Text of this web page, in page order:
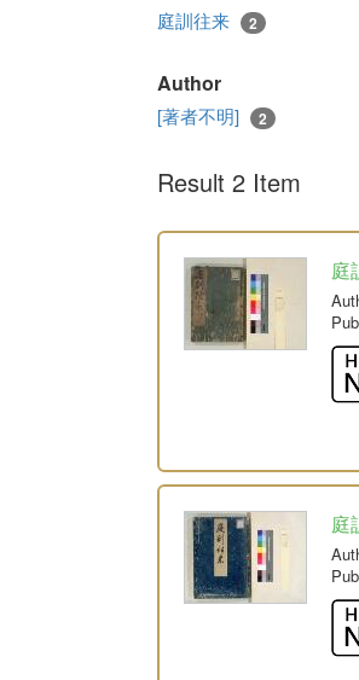
庭訓往来 2
Author
[著者不明] 2
Result 2 Item
庭
庭